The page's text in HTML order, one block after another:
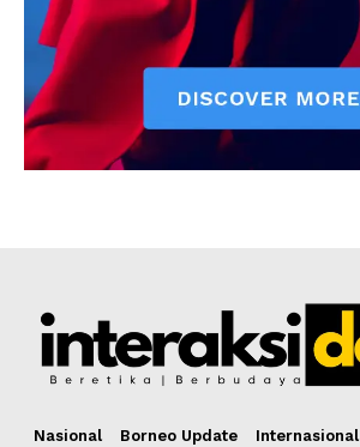
Nasional Borneo Update Internasional